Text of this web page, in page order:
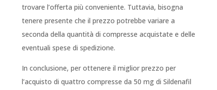
trovare l’offerta più conveniente. Tuttavia, bisogna
tenere presente che il prezzo potrebbe variare a
seconda della quantità di compresse acquistate e delle
eventuali spese di spedizione.
In conclusione, per ottenere il miglior prezzo per
l’acquisto di quattro compresse da 50 mg di Sildenafil